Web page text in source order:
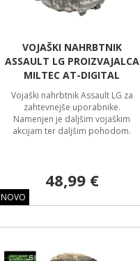
NOVO
VOJAŠKI NAHRBTNIK
ASSAULT LG PROIZVAJALCA
MILTEC AT-DIGITAL
Vojaški nahrbtnik Assault LG za
zahtevnejše uporabnike.
Namenjen je daljšim vojaškim
akcijam ter daljšim pohodom.
48,99 €